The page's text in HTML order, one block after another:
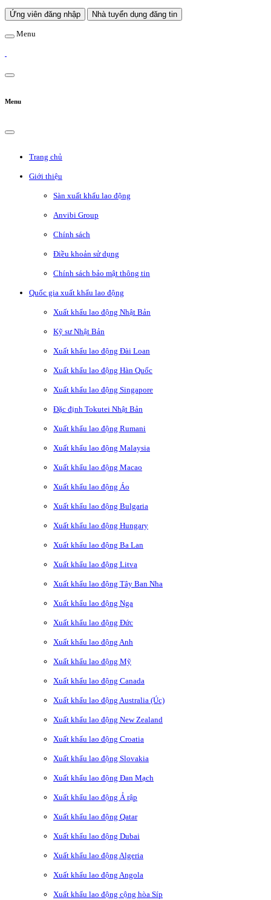
Ứng viên đăng nhập Nhà tuyển dụng đăng tin
Menu
Menu
Trang chủ
Giới thiệu
Sàn xuất khẩu lao động
Anvibi Group
Chính sách
Điều khoản sử dụng
Chính sách bảo mật thông tin
Quốc gia xuất khẩu lao động
Xuất khẩu lao động Nhật Bản
Kỹ sư Nhật Bản
Xuất khẩu lao động Đài Loan
Xuất khẩu lao động Hàn Quốc
Xuất khẩu lao động Singapore
Đặc định Tokutei Nhật Bản
Xuất khẩu lao động Rumani
Xuất khẩu lao động Malaysia
Xuất khẩu lao động Macao
Xuất khẩu lao động Áo
Xuất khẩu lao động Bulgaria
Xuất khẩu lao động Hungary
Xuất khẩu lao động Ba Lan
Xuất khẩu lao động Litva
Xuất khẩu lao động Tây Ban Nha
Xuất khẩu lao động Nga
Xuất khẩu lao động Đức
Xuất khẩu lao động Anh
Xuất khẩu lao động Mỹ
Xuất khẩu lao động Canada
Xuất khẩu lao động Australia (Úc)
Xuất khẩu lao động New Zealand
Xuất khẩu lao động Croatia
Xuất khẩu lao động Slovakia
Xuất khẩu lao động Đan Mạch
Xuất khẩu lao động Ả rập
Xuất khẩu lao động Qatar
Xuất khẩu lao động Dubai
Xuất khẩu lao động Algeria
Xuất khẩu lao động Angola
Xuất khẩu lao động cộng hòa Síp